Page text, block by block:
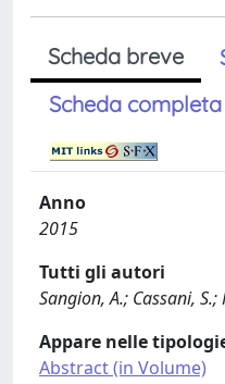
Scheda breve
Scheda completa
Anno
2015
Tutti gli autori
Sangion, A.; Cassani,
Appare nelle
Abstract (in Volume)